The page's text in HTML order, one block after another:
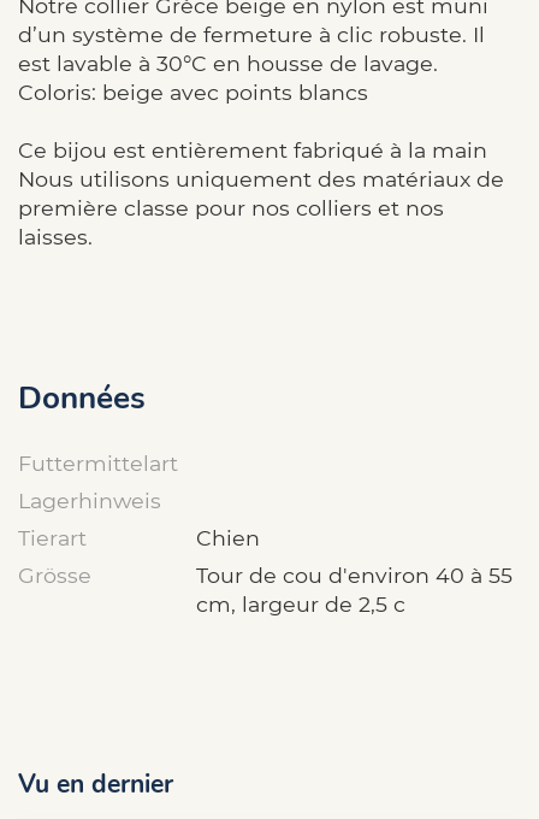
Notre collier Grèce beige en nylon est muni
d’un système de fermeture à clic robuste. Il
est lavable à 30°C en housse de lavage.
Coloris: beige avec points blancs
Ce bijou est entièrement fabriqué à la main
Nous utilisons uniquement des matériaux de
première classe pour nos colliers et nos
laisses.
Données
Futtermittelart
Lagerhinweis
Tierart
Chien
Grösse
Tour de cou d'environ 40 à 55
cm, largeur de 2,5 c
Vu en dernier